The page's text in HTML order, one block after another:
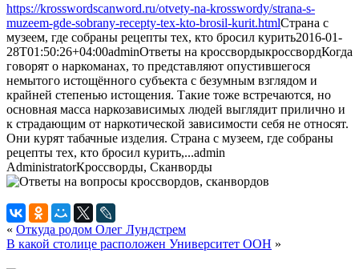
https://krosswordscanword.ru/otvety-na-krosswordy/strana-s-
muzeem-gde-sobrany-recepty-tex-kto-brosil-kurit.htmlСтрана с
музеем, где собраны рецепты тех, кто бросил курить2016-01-
28T01:50:26+04:00adminОтветы на кроссвордыкроссвордКогда
говорят о наркоманах, то представляют опустившегося
немытого истощённого субъекта с безумным взглядом и
крайней степенью истощения. Такие тоже встречаются, но
основная масса наркозависимых людей выглядит прилично и
к страдающим от наркотической зависимости себя не относят.
Они курят табачные изделия. Страна с музеем, где собраны
рецепты тех, кто бросил курить,...admin
AdministratorКроссворды, Сканворды
« Откуда родом Олег Лундстрем
В какой столице расположен Университет ООН »